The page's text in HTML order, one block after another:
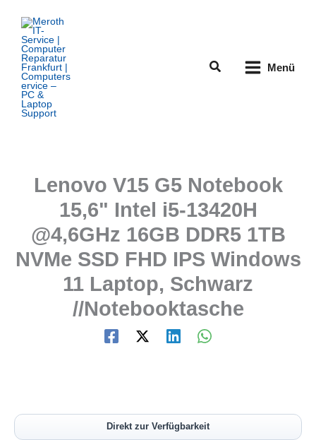
Inhalt
springen
Suchen Menü
Lenovo V15 G5 Notebook
15,6" Intel i5-13420H
@4,6GHz 16GB DDR5 1TB
NVMe SSD FHD IPS Windows
11 Laptop, Schwarz
//Notebooktasche
Direkt zur Verfügbarkeit